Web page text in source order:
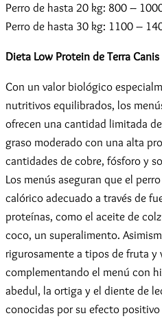
Perro de hasta 20 kg: 800 –
Perro de hasta 30 kg: 1100 –
Dieta Low Protein de Terra Canis
Con un valor biológico
nutritivos equilibrados, los
ofrecen una cantidad limitada
graso moderado con una alta
cantidades de cobre, fósforo y
Los menús aseguran que el
calórico adecuado a través de
proteínas, como el aceite de
coco, un superalimento.
rigurosamente a tipos de fruta y
complementando el menú con
abedul, la ortiga y el diente de
conocidas por su efecto